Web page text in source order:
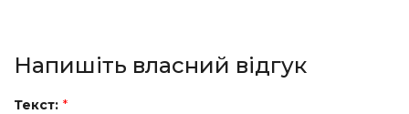
Напишіть власний відгук
Текст: *